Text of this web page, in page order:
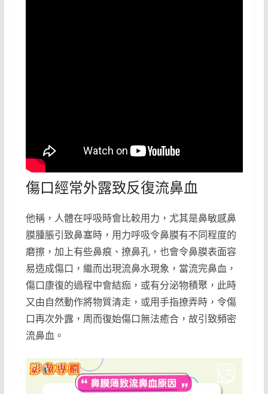
傷口經常外露致反復流鼻血
他稱，人體在呼吸時會比較用力，尤其是鼻敏感鼻
膜腫脹引致鼻塞時，用力呼吸令鼻膜有不同程度的
磨擦，加上有些鼻痕、撩鼻孔，也會令鼻膜表面容
易造成傷口，繼而出現流鼻水現象，當流完鼻血，
傷口康復的過程中會結痂，或有分泌物積聚，此時
又由自然動作將物質清走，或用手指撩弄時，令傷
口再次外露，周而復始傷口無法癒合，故引致頻密
流鼻血。